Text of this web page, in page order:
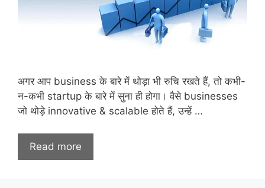
अगर आप business के बारे में थोड़ा भी रुचि रखते हैं, तो कभी-
न-कभी startup के बारे में सुना ही होगा। वैसे businesses
जो थोड़े innovative & scalable होते हैं, उन्हें …
Read more